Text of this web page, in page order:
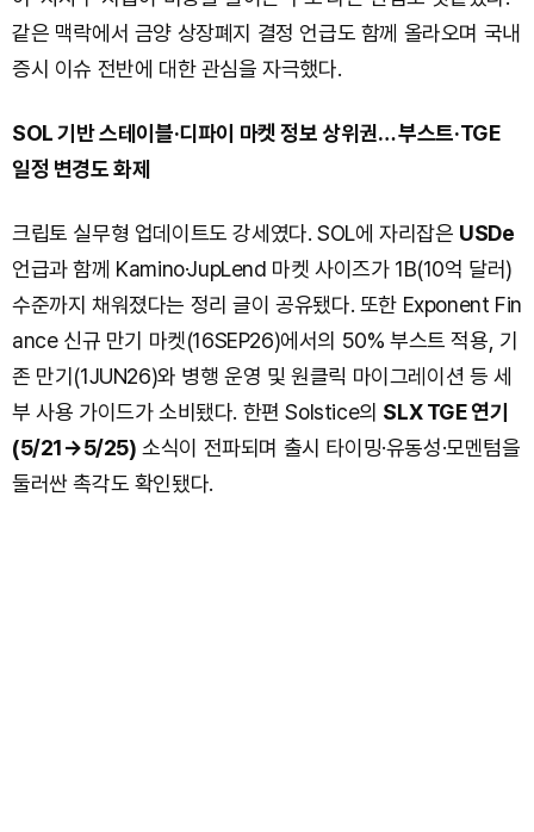
같은 맥락에서 금양 상장폐지 결정 언급도 함께 올라오며 국내
증시 이슈 전반에 대한 관심을 자극했다.
SOL 기반 스테이블·디파이 마켓 정보 상위권… 부스트·TGE
일정 변경도 화제
크립토 실무형 업데이트도 강세였다. SOL에 자리잡은 USDe
언급과 함께 Kamino·JupLend 마켓 사이즈가 1B(10억 달러)
수준까지 채워졌다는 정리 글이 공유됐다. 또한 Exponent Fin
ance 신규 만기 마켓(16SEP26)에서의 50% 부스트 적용, 기
존 만기(1JUN26)와 병행 운영 및 원클릭 마이그레이션 등 세
부 사용 가이드가 소비됐다. 한편 Solstice의 SLX TGE 연기
(5/21→5/25) 소식이 전파되며 출시 타이밍·유동성·모멘텀을
둘러싼 촉각도 확인됐다.